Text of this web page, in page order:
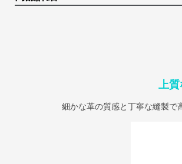
上質
細かな革の質感と丁寧な縫製で